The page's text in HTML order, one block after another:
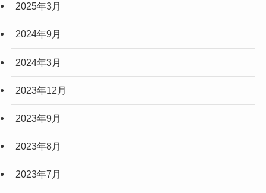
2025年3月
2024年9月
2024年3月
2023年12月
2023年9月
2023年8月
2023年7月